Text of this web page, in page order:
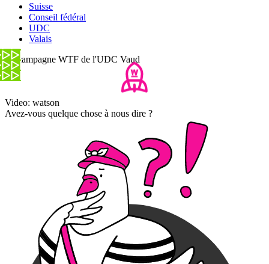
Suisse
Conseil fédéral
UDC
Valais
La campagne WTF de l'UDC Vaud
Video: watson
Avez-vous quelque chose à nous dire ?